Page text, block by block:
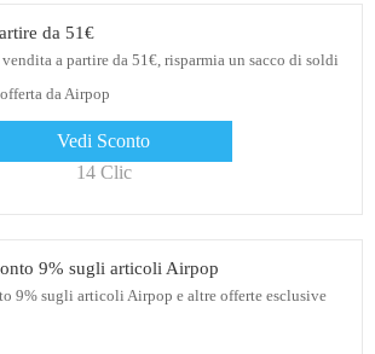
da 51€
a partire da 51€, risparmia un sacco di soldi
da Airpop
Vedi Sconto
14 Clic
9% sugli articoli Airpop
9% sugli articoli Airpop e altre offerte esclusive